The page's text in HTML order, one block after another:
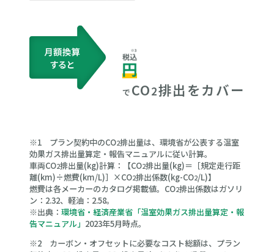
で CO2排出をカバー
※1 プラン契約中のCO2排出量は、環境省が公表する温室
効果ガス排出量算定・報告マニュアルに従い計算。
車両CO2排出量(kg)計算：【CO2排出量(kg)＝［規定走行距
離(km)÷燃費(km/L)］×CO2排出係数(kg-CO2/L)】
燃費は各メーカーのカタログ掲載値。CO2排出係数はガソリ
ン：2.32、軽油：2.58。
※出典： 環境省・経済産業省「温室効果ガス排出量算定・報
告マニュアル」 2023年5月時点。
※2 カーボン・オフセットに必要なコスト総額は、プラン